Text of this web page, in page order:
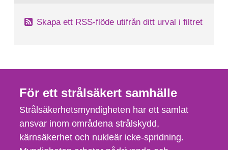
Skapa ett RSS-flöde utifrån ditt urval i filtret
För ett strålsäkert samhälle
Strålsäkerhetsmyndigheten har ett samlat
ansvar inom områdena strålskydd,
kärnsäkerhet och nukleär icke-spridning.